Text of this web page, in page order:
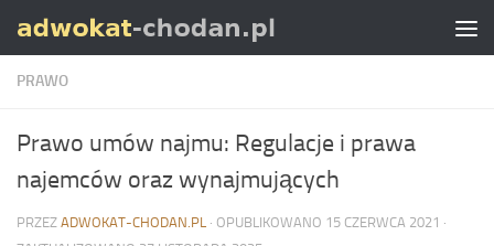
Skip to content
PRAWO
Prawo umów najmu: Regulacje i prawa
najemców oraz wynajmujących
PRZEZ ADWOKAT-CHODAN.PL · OPUBLIKOWANO 15 CZERWCA 2021 ·